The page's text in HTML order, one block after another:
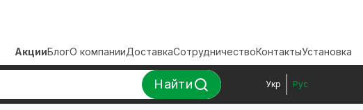
АкцииБлогО компанииДоставкаСотрудничествоКонтактыУстановка
Найти Укр Рус